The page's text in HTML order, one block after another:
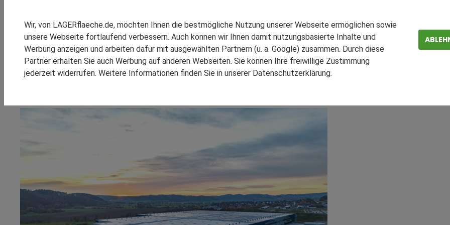
SCHOMBURG GMBH
SM LOGISTIC
KOOPERATIONEN REFERENZEN
Mitten im Herzen Europas bietet der Logistikimmobilienentwickler Panattoni Unternehmen neue Perspektiven für Wachstum
Hersfeld Ost im hessischen Herleshausen stehen ab sofort rund 71.800 m² moderne Logistikflächefür neue Mieter bereit. Die
konzipiert.
Wir, von LAGERflaeche.de, möchten Ihnen die bestmögliche Nutzung unserer Webseite ermöglichen sowie
unsere Webseite fortlaufend verbessern. Auch können wir Ihnen damit nutzungsbasierte Inhalte und
Werbung anzeigen und arbeiten dafür mit ausgewählten Partnern (u. a. Google) zusammen. Durch diese
Partner erhalten Sie auch Werbung auf anderen Webseiten. Sie können Ihre freiwillige Zustimmung
jederzeit widerrufen. Weitere Informationen finden Sie in unserer Datenschutzerklärung.